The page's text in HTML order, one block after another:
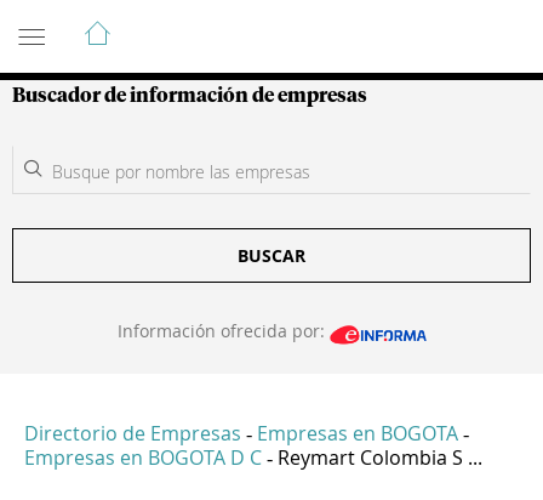
Guía de Empresas Colombianas
Buscador de información de empresas
BUSCAR
Información ofrecida por:
Directorio de Empresas - Empresas en BOGOTA -
Empresas en BOGOTA D C - Reymart Colombia S ...